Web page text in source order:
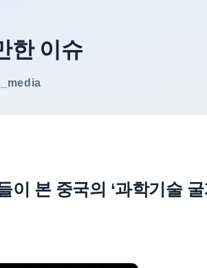
한 이슈
본 중국의 ‘과학기술 굴